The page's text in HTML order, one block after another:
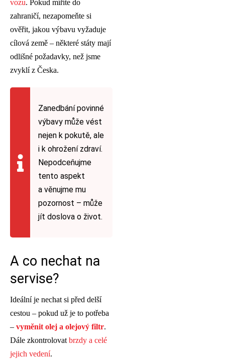
vozu. Pokud míříte do
zahraničí, nezapomeňte si
ověřit, jakou výbavu vyžaduje
cílová země – některé státy mají
odlišné požadavky, než jsme
zvyklí z Česka.
Zanedbání povinné
výbavy může vést
nejen k pokutě, ale
i k ohrožení zdraví.
Nepodceňujme
tento aspekt
a věnujme mu
pozornost – může
jít doslova o život.
A co nechat na
servise?
Ideální je nechat si před delší
cestou – pokud už je to potřeba
– vyměnit olej a olejový filtr.
Dále zkontrolovat brzdy a celé
jejich vedení.